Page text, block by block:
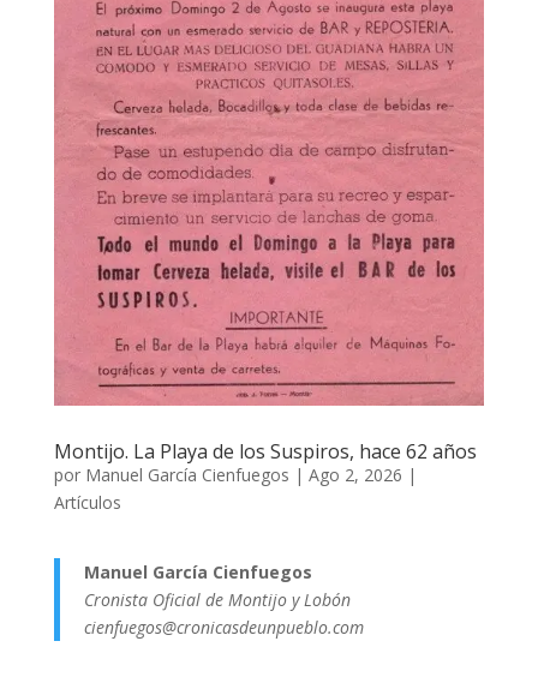
Montijo. La Playa de los Suspiros, hace 62 años
por Manuel García Cienfuegos | Ago 2, 2026 |
Artículos
Manuel García Cienfuegos
Cronista Oficial de Montijo y Lobón
cienfuegos@cronicasdeunpueblo.com